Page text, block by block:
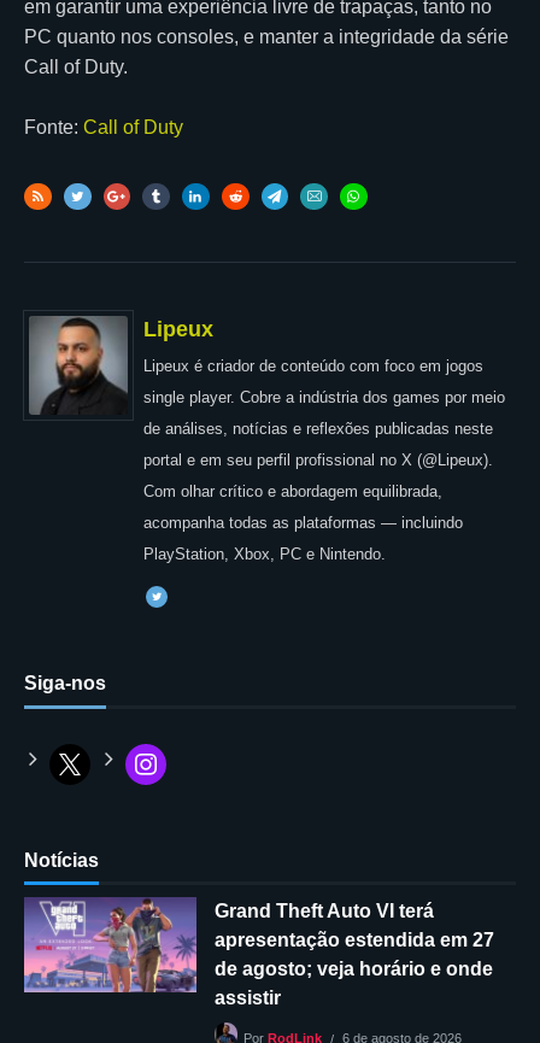
em garantir uma experiência livre de trapaças, tanto no
PC quanto nos consoles, e manter a integridade da série
Call of Duty.
Fonte: Call of Duty
Lipeux
Lipeux é criador de conteúdo com foco em jogos
single player. Cobre a indústria dos games por meio
de análises, notícias e reflexões publicadas neste
portal e em seu perfil profissional no X (@Lipeux).
Com olhar crítico e abordagem equilibrada,
acompanha todas as plataformas — incluindo
PlayStation, Xbox, PC e Nintendo.
Siga-nos
Notícias
Grand Theft Auto VI terá
apresentação estendida em 27
de agosto; veja horário e onde
assistir
Por RodLink 6 de agosto de 2026